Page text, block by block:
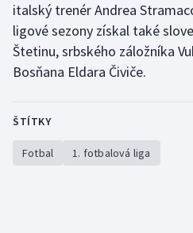
italský trenér Andrea
ligové sezony získal také
Štetinu, srbského záložníka
Bosňana Eldara Čiviče.
ŠTÍTKY
Fotbal 1. fotbalová liga